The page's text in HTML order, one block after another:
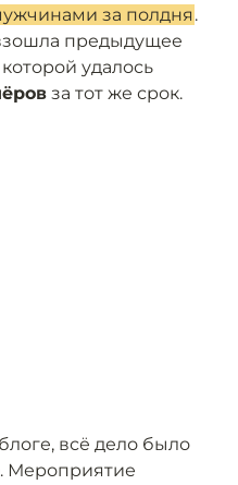
за полдня .
предыдущее
которой удалось
за тот же срок.
всё дело было
. Мероприятие